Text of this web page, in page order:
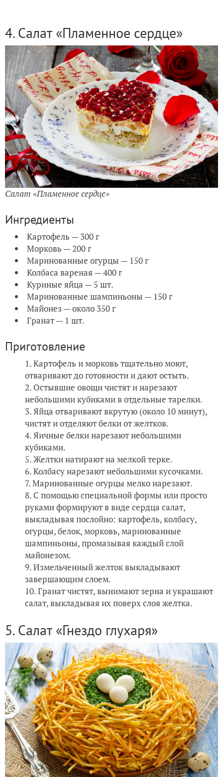
4. Салат «Пламенное сердце»
Салат «Пламенное сердце»
Ингредиенты
Картофель — 300 г
Морковь — 200 г
Маринованные огурцы — 150 г
Колбаса вареная — 400 г
Куриные яйца — 5 шт.
Маринованные шампиньоны — 150 г
Майонез — около 350 г
Гранат — 1 шт.
Приготовление
Картофель и морковь тщательно моют,
отваривают до готовности и дают остыть.
Остывшие овощи чистят и нарезают
небольшими кубиками в отдельные тарелки.
Яйца отваривают вкрутую (около 10 минут),
чистят и отделяют белки от желтков.
Яичные белки нарезают небольшими
кубиками.
Желтки натирают на мелкой терке.
Колбасу нарезают небольшими кусочками.
Маринованные огурцы мелко нарезают.
С помощью специальной формы или просто
руками формируют в виде сердца салат,
выкладывая послойно: картофель, колбасу,
огурцы, белок, морковь, маринованные
шампиньоны, промазывая каждый слой
майонезом.
Измельченный желток выкладывают
завершающим слоем.
Гранат чистят, вынимают зерна и украшают
салат, выкладывая их поверх слоя желтка.
5. Салат «Гнездо глухаря»